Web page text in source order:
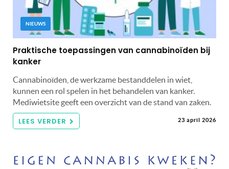
NIEUWS
Praktische toepassingen van cannabinoïden bij
kanker
Cannabinoïden, de werkzame bestanddelen in wiet,
kunnen een rol spelen in het behandelen van kanker.
Mediwietsite geeft een overzicht van de stand van zaken.
LEES VERDER 23 april 2026